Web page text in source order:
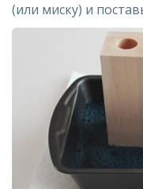
(или миску) и